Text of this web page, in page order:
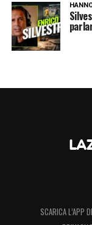
SCARICA L’APP